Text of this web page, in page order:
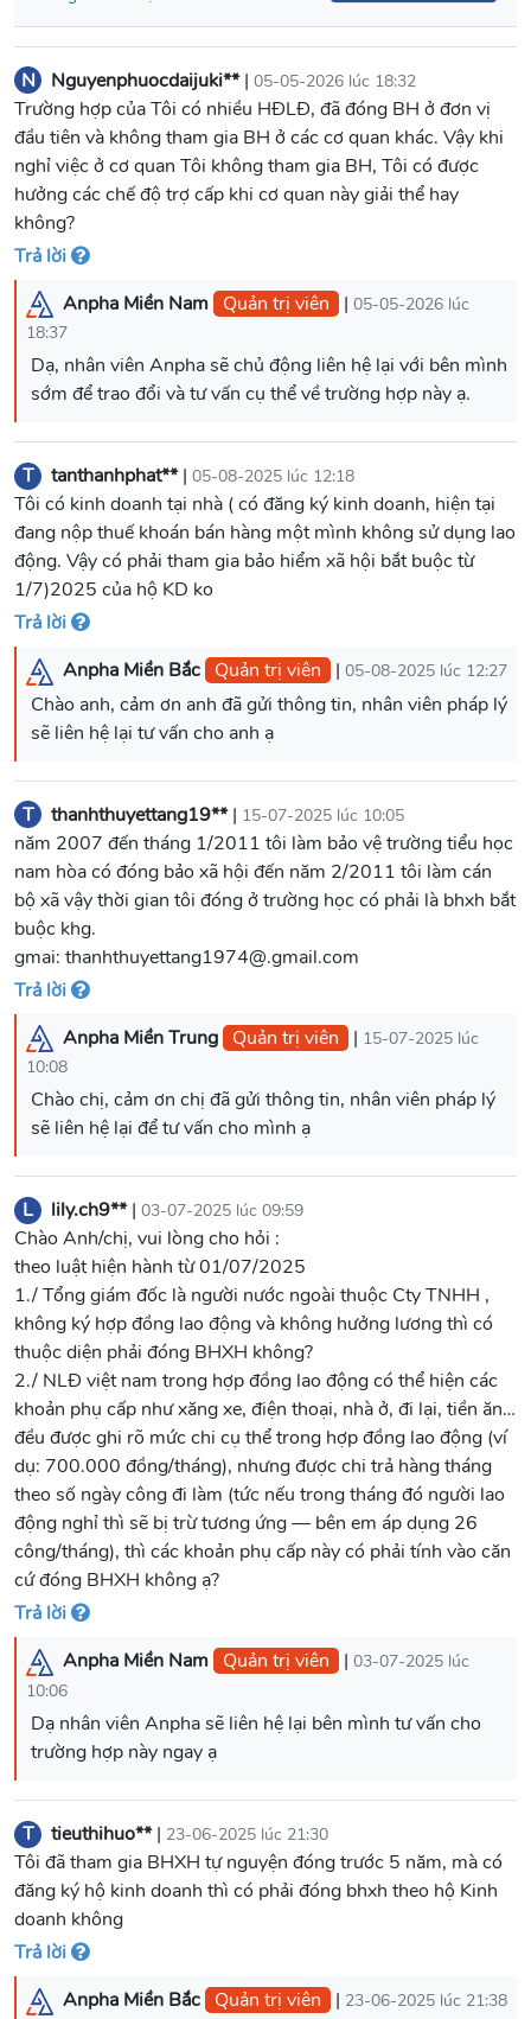
N Nguyenphuocdaijuki**| 05-05-2026 lúc 18:32
Trường hợp của Tôi có nhiều HĐLĐ, đã đóng BH ở đơn vị
đầu tiên và không tham gia BH ở các cơ quan khác. Vậy khi
nghỉ việc ở cơ quan Tôi không tham gia BH, Tôi có được
hưởng các chế độ trợ cấp khi cơ quan này giải thể hay
không?
Trả lời
Anpha Miền Nam Quản trị viên | 05-05-2026 lúc
18:37
Dạ, nhân viên Anpha sẽ chủ động liên hệ lại với bên mình
T tanthanhphat**| 05-08-2025 lúc 12:18
Tôi có kinh doanh tại nhà ( có đăng ký kinh doanh, hiện tại
đang nộp thuế khoán bán hàng một mình không sử dụng lao
động. Vậy có phải tham gia bảo hiểm xã hội bắt buộc từ
1/7)2025 của hộ KD ko
Trả lời
Anpha Miền Bắc Quản trị viên | 05-08-2025 lúc 12:27
Chào anh, cảm ơn anh đã gửi thông tin, nhân viên pháp lý
sẽ liên hệ lại tư vấn cho anh ạ
T thanhthuyettang19**| 15-07-2025 lúc 10:05
năm 2007 đến tháng 1/2011 tôi làm bảo vệ trường tiểu học
nam hòa có đóng bảo xã hội đến năm 2/2011 tôi làm cán
bộ xã vậy thời gian tôi đóng ở trường học có phải là bhxh bắt
buộc khg.
gmai: thanhthuyettang1974@.gmail.com
Trả lời
Anpha Miền Trung Quản trị viên | 15-07-2025 lúc
10:08
Chào chị, cảm ơn chị đã gửi thông tin, nhân viên pháp lý
sẽ liên hệ lại để tư vấn cho mình ạ
L lily.ch9**| 03-07-2025 lúc 09:59
Chào Anh/chị, vui lòng cho hỏi :
theo luật hiện hành từ 01/07/2025
1./ Tổng giám đốc là người nước ngoài thuộc Cty TNHH ,
không ký hợp đồng lao động và không hưởng lương thì có
thuộc diện phải đóng BHXH không?
2./ NLĐ việt nam trong hợp đồng lao động có thể hiện các
khoản phụ cấp như xăng xe, điện thoại, nhà ở, đi lại, tiền ăn…
đều được ghi rõ mức chi cụ thể trong hợp đồng lao động (ví
dụ: 700.000 đồng/tháng), nhưng được chi trả hàng tháng
theo số ngày công đi làm (tức nếu trong tháng đó người lao
động nghỉ thì sẽ bị trừ tương ứng — bên em áp dụng 26
công/tháng), thì các khoản phụ cấp này có phải tính vào căn
cứ đóng BHXH không ạ?
Trả lời
Anpha Miền Nam Quản trị viên | 03-07-2025 lúc
10:06
Dạ nhân viên Anpha sẽ liên hệ lại bên mình tư vấn cho
T tieuthihuo**| 23-06-2025 lúc 21:30
Tôi đã tham gia BHXH tự nguyện đóng trước 5 năm, mà có
đăng ký hộ kinh doanh thì có phải đóng bhxh theo hộ Kinh
doanh không
Trả lời
Anpha Miền Bắc Quản trị viên | 23-06-2025 lúc 21:38